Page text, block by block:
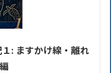
: ますかけ線・離れ